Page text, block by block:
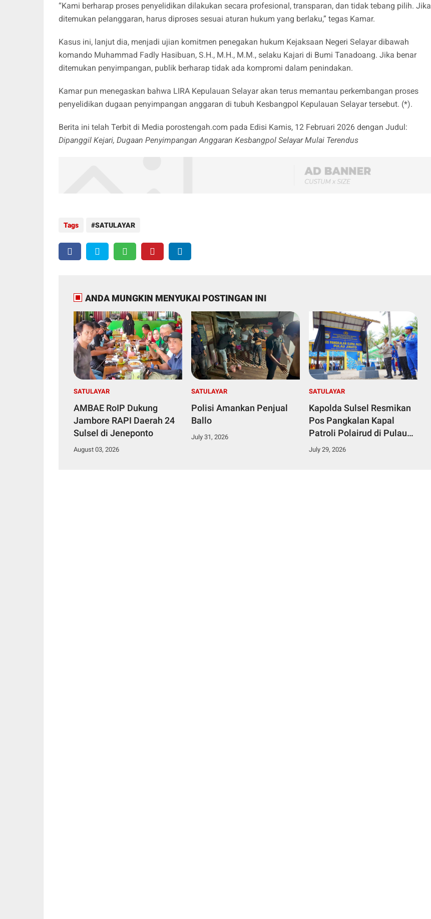
‎“Kami berharap proses penyelidikan dilakukan secara profesional, transparan, dan tidak tebang pilih. Jika
ditemukan pelanggaran, harus diproses sesuai aturan hukum yang berlaku,” tegas Kamar.
‎Kasus ini, lanjut dia, menjadi ujian komitmen penegakan hukum Kejaksaan Negeri Selayar dibawah
komando Muhammad Fadly Hasibuan, S.H., M.H., M.M., selaku Kajari di Bumi Tanadoang. Jika benar
ditemukan penyimpangan, publik berharap tidak ada kompromi dalam penindakan.
Kamar pun menegaskan bahwa LIRA Kepulauan Selayar‎ akan terus memantau perkembangan proses
penyelidikan dugaan penyimpangan anggaran di tubuh Kesbangpol Kepulauan Selayar tersebut. (*).
Berita ini telah Terbit di Media porostengah.com pada Edisi Kamis, 12 Februari 2026 dengan Judul:
‎Dipanggil Kejari, Dugaan Penyimpangan Anggaran Kesbangpol Selayar Mulai Terendus
Tags SATULAYAR
ANDA MUNGKIN MENYUKAI POSTINGAN INI
SATULAYAR
AMBAE RoIP Dukung
Jambore RAPI Daerah 24
Sulsel di Jeneponto
August 03, 2026
SATULAYAR
Polisi Amankan Penjual
Ballo
July 31, 2026
SATULAYAR
Kapolda Sulsel Resmikan
Pos Pangkalan Kapal
Patroli Polairud di Pulau
Jinato Selayar
July 29, 2026